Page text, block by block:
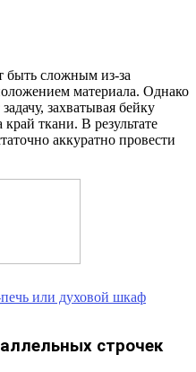
сложным из-за
материала. Однако
захватывая бейку
ткани. В результате
аккуратно провести
или духовой шкаф
строчек